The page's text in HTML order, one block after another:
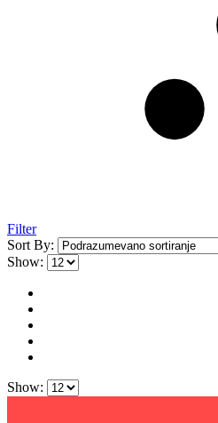
Filter
Sort By:
Show:
Show: